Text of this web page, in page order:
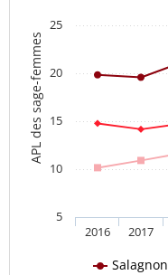
APL des sage-femmes
Salagnon
2016 2017
5
10
15
20
25